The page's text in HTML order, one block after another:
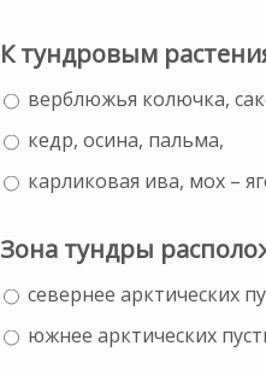
К тундровым
верблюжья колючка,
кедр, осина, пальма,
карликовая ива, мох –
Зона тундры
севернее арктических
южнее арктических